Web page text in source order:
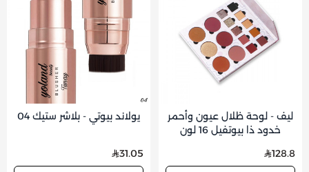
ليف - لوحة ظلال عيون وأحمر
خدود ذا بيوتفيل 16 لون
128.8
يولاند بيوتي - بلاشر ستيك 04
31.05